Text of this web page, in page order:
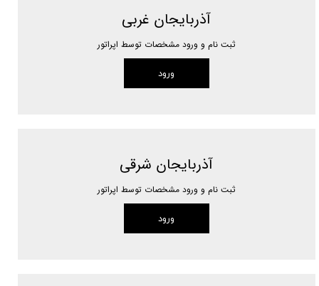
آذربایجان غربی
ثبت نام و ورود مشخصات توسط اپراتور
ورود
آذربایجان شرقی
ثبت نام و ورود مشخصات توسط اپراتور
ورود